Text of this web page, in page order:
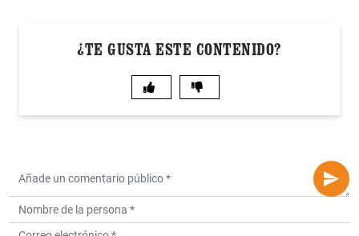
¿TE GUSTA ESTE CONTENIDO?